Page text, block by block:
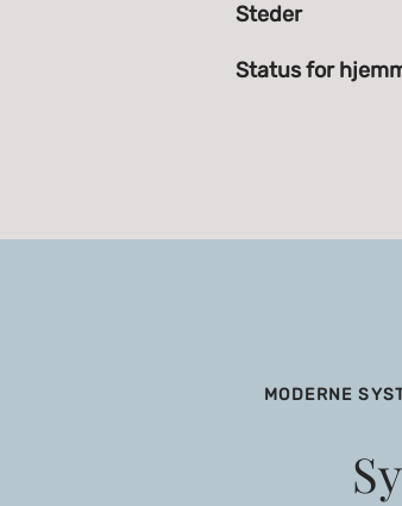
Steder
Status for
MODERNE